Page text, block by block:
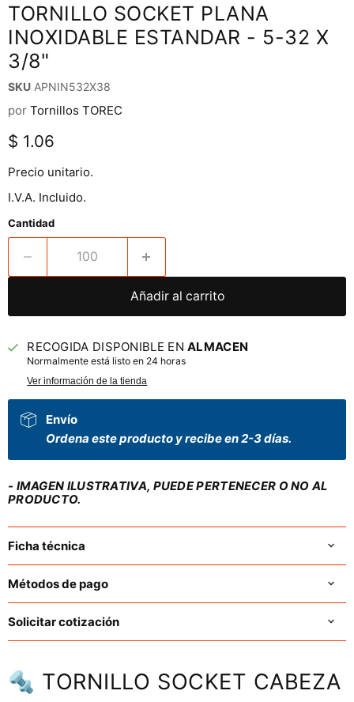
TORNILLO SOCKET PLANA
INOXIDABLE ESTANDAR - 5-32 X
3/8"
SKU APNIN532X38
por Tornillos TOREC
Precio actual
$ 1.06
Precio unitario.
I.V.A. Incluido.
Cantidad
Añadir al carrito
RECOGIDA DISPONIBLE ENALMACEN
Normalmente está listo en 24 horas
Ver información de la tienda
Envío
Ordena este producto y recibe en 2-3 días.
- IMAGEN ILUSTRATIVA, PUEDE PERTENECER O NO AL
PRODUCTO.
Ficha técnica
Métodos de pago
Solicitar cotización
🔩 TORNILLO SOCKET CABEZA